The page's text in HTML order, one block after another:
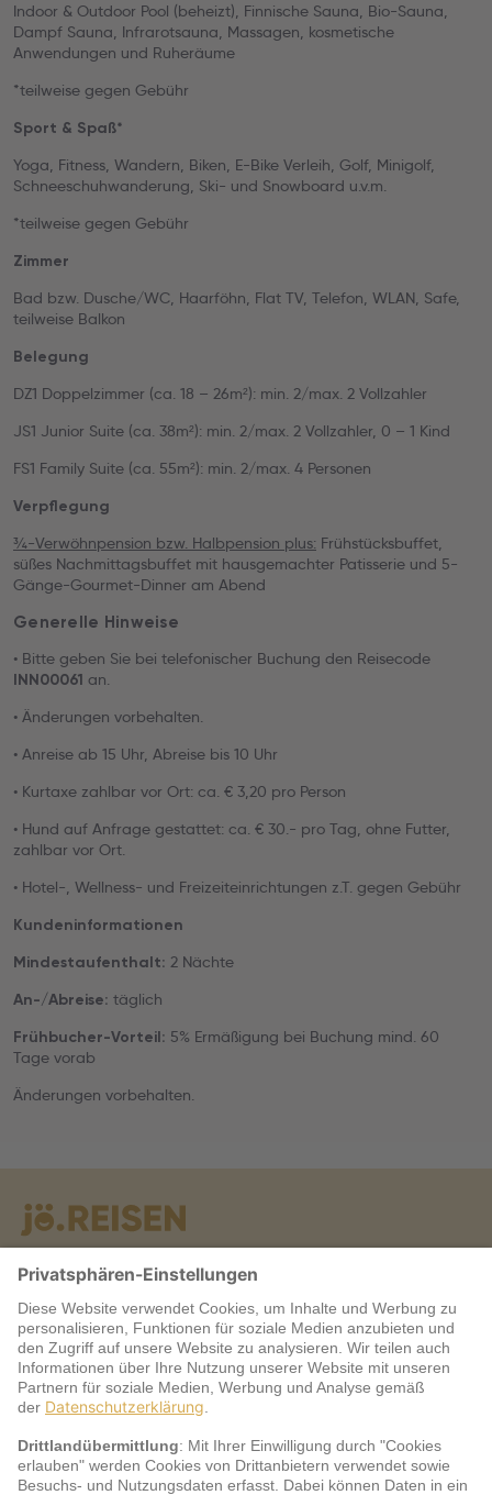
Indoor & Outdoor Pool (beheizt), Finnische Sauna, Bio-Sauna,
Dampf Sauna, Infrarotsauna, Massagen, kosmetische
Anwendungen und Ruheräume
*teilweise gegen Gebühr
Sport & Spaß*
Yoga, Fitness, Wandern, Biken, E-Bike Verleih, Golf, Minigolf,
Schneeschuhwanderung, Ski- und Snowboard u.v.m.
*teilweise gegen Gebühr
Zimmer
Bad bzw. Dusche/WC, Haarföhn, Flat TV, Telefon, WLAN, Safe,
teilweise Balkon
Belegung
DZ1 Doppelzimmer (ca. 18 – 26m²): min. 2/max. 2 Vollzahler
JS1 Junior Suite (ca. 38m²): min. 2/max. 2 Vollzahler, 0 – 1 Kind
FS1 Family Suite (ca. 55m²): min. 2/max. 4 Personen
Verpflegung
¾-Verwöhnpension bzw. Halbpension plus: Frühstücksbuffet,
süßes Nachmittagsbuffet mit hausgemachter Patisserie und 5-
Gänge-Gourmet-Dinner am Abend
Generelle Hinweise
• Bitte geben Sie bei telefonischer Buchung den Reisecode
INN00061 an.
• Änderungen vorbehalten.
• Anreise ab 15 Uhr, Abreise bis 10 Uhr
• Kurtaxe zahlbar vor Ort: ca. € 3,20 pro Person
• Hund auf Anfrage gestattet: ca. € 30.- pro Tag, ohne Futter,
zahlbar vor Ort.
• Hotel-, Wellness- und Freizeiteinrichtungen z.T. gegen Gebühr
Kundeninformationen
Mindestaufenthalt: 2 Nächte
An-/Abreise: täglich
Frühbucher-Vorteil: 5% Ermäßigung bei Buchung mind. 60
Tage vorab
Änderungen vorbehalten.
Warum jö?
Service
jö Bonus Club Partner